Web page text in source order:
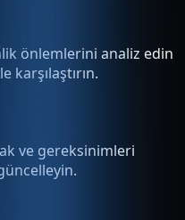
önlemlerini analiz edin
karşılaştırın.
ve gereksinimleri